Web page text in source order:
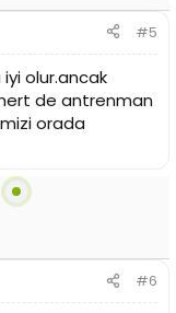
#5
olur.ancak
de antrenman
orada
#6